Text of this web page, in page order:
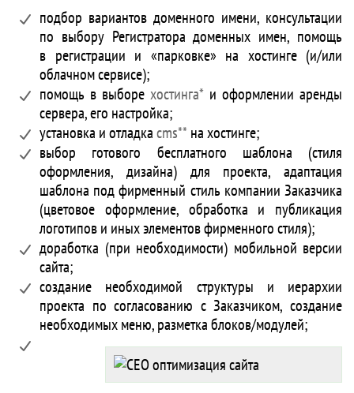
подбор вариантов доменного имени, консультации
по выбору Регистратора доменных имен, помощь
в регистрации и «парковке» на хостинге (и/или
облачном сервисе);
помощь в выборе хостинга* и оформлении аренды
сервера, его настройка;
установка и отладкаcms**на хостинге;
выбор готового бесплатного шаблона (стиля
оформления, дизайна) для проекта, адаптация
шаблона под фирменный стиль компании Заказчика
(цветовое оформление, обработка и публикация
логотипов и иных элементов фирменного стиля);
доработка (при необходимости) мобильной версии
сайта;
создание необходимой структуры и иерархии
проекта по согласованию с Заказчиком, создание
необходимых меню, разметка блоков/модулей;